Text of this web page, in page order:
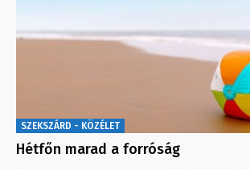
SZEKSZÁRD - KÖZÉLET
Hétfőn marad a forróság